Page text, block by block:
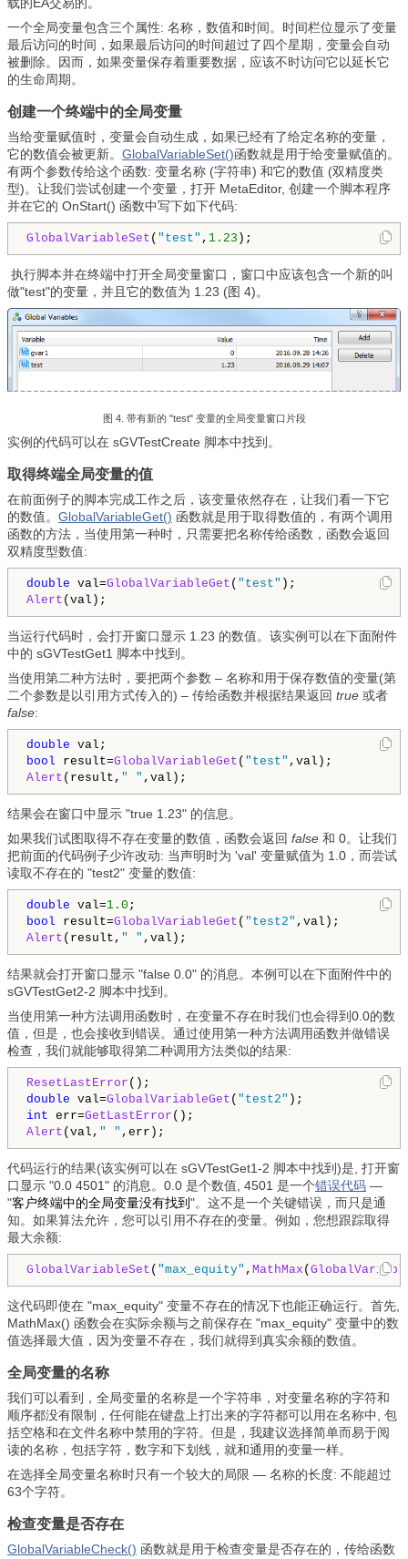
一个全局变量包含三个属性: 名称，数值和时间。时间栏位显示了变量
最后访问的时间，如果最后访问的时间超过了四个星期，变量会自动
被删除。因而，如果变量保存着重要数据，应该不时访问它以延长它
的生命周期。
创建一个终端中的全局变量
当给变量赋值时，变量会自动生成，如果已经有了给定名称的变量，
它的数值会被更新。 GlobalVariableSet()函数就是用于给变量赋值的。
有两个参数传给这个函数: 变量名称 (字符串) 和它的数值 (双精度类
型)。让我们尝试创建一个变量，打开 MetaEditor, 创建一个脚本程序
并在它的 OnStart() 函数中写下如下代码:
GlobalVariableSet ( "test" , 1.23 );
执行脚本并在终端中打开全局变量窗口，窗口中应该包含一个新的叫
做"test"的变量，并且它的数值为 1.23 (图 4)。
图 4. 带有新的 "test" 变量的全局变量窗口片段
实例的代码可以在 sGVTestCreate 脚本中找到。
取得终端全局变量的值
在前面例子的脚本完成工作之后，该变量依然存在，让我们看一下它
的数值。 GlobalVariableGet() 函数就是用于取得数值的，有两个调用
函数的方法，当使用第一种时，只需要把名称传给函数，函数会返回
双精度型数值:
double val=GlobalVariableGet ( "test"
Alert
当运行代码时，会打开窗口显示 1.23 的数值。该实例可以在下面附件
中的 sGVTestGet1 脚本中找到。
当使用第二种方法时，要把两个参数 – 名称和用于保存数值的变量(第
二个参数是以引用方式传入的) – 传给函数并根据结果返回 true 或者
false:
double
bool result=GlobalVariableGet ( "test"
Alert (result, " "
结果会在窗口中显示 "true 1.23" 的信息。
如果我们试图取得不存在变量的数值，函数会返回 false 和 0。让我们
把前面的代码例子少许改动: 当声明时为 'val' 变量赋值为 1.0，而尝试
读取不存在的 "test2" 变量的数值:
double val=1.0
bool result=GlobalVariableGet ( "test2"
Alert (result, " "
结果就会打开窗口显示 "false 0.0" 的消息。本例可以在下面附件中的
sGVTestGet2-2 脚本中找到。
当使用第一种方法调用函数时，在变量不存在时我们也会得到0.0的数
值，但是，也会接收到错误。通过使用第一种方法调用函数并做错误
检查，我们就能够取得第二种调用方法类似的结果:
ResetLastError
double val=GlobalVariableGet ( "test2"
int err=GetLastError
Alert (val, " "
代码运行的结果(该实例可以在 sGVTestGet1-2 脚本中找到)是, 打开窗
口显示 "0.0 4501" 的消息。0.0 是个数值, 4501 是一个错误代码 —
"客户终端中的全局变量没有找到"。这不是一个关键错误，而只是通
知。如果算法允许，您可以引用不存在的变量。例如，您想跟踪取得
最大余额:
GlobalVariableSet ( "max_equity" , MathMax (
这代码即使在 "max_equity" 变量不存在的情况下也能正确运行。首先,
MathMax() 函数会在实际余额与之前保存在 "max_equity" 变量中的数
值选择最大值，因为变量不存在，我们就得到真实余额的数值。
全局变量的名称
我们可以看到，全局变量的名称是一个字符串，对变量名称的字符和
顺序都没有限制，任何能在键盘上打出来的字符都可以用在名称中, 包
括空格和在文件名称中禁用的字符。但是，我建议选择简单而易于阅
读的名称，包括字符，数字和下划线，就和通用的变量一样。
在选择全局变量名称时只有一个较大的局限 — 名称的长度: 不能超过
63个字符。
检查变量是否存在
GlobalVariableCheck() 函数就是用于检查变量是否存在的，传给函数